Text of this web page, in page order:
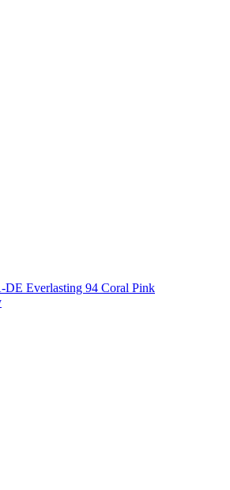
Everlasting 94 Coral Pink